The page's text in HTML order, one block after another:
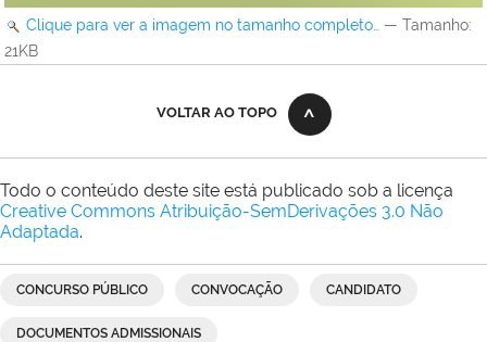
Clique para ver a imagem no tamanho completo… — Tamanho:
21KB
VOLTAR AO TOPO
Todo o conteúdo deste site está publicado sob a licença
Creative Commons Atribuição-SemDerivações 3.0 Não
Adaptada.
CONCURSO PÚBLICO CONVOCAÇÃO CANDIDATO
DOCUMENTOS ADMISSIONAIS